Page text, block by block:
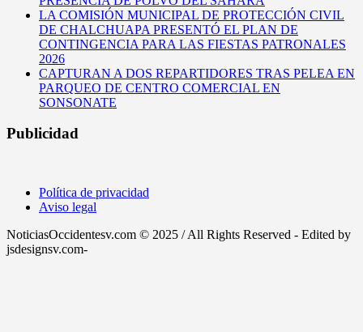
LA COMISIÓN MUNICIPAL DE PROTECCIÓN CIVIL
DE CHALCHUAPA PRESENTÓ EL PLAN DE
CONTINGENCIA PARA LAS FIESTAS PATRONALES
2026
CAPTURAN A DOS REPARTIDORES TRAS PELEA EN
PARQUEO DE CENTRO COMERCIAL EN
SONSONATE
Publicidad
Política de privacidad
Aviso legal
NoticiasOccidentesv.com © 2025 / All Rights Reserved - Edited by
jsdesignsv.com-